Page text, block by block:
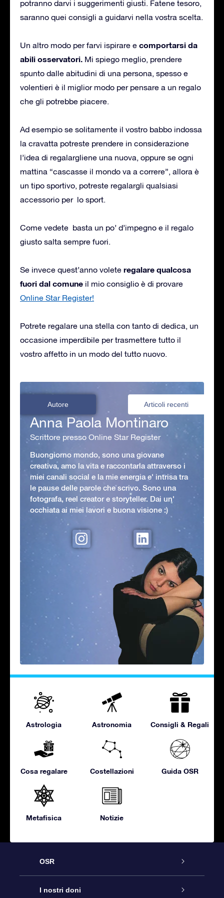
potranno darvi i suggerimenti giusti. Fatene tesoro,
saranno quei consigli a guidarvi nella vostra scelta.
Un altro modo per farvi ispirare e comportarsi da
abili osservatori. Mi spiego meglio, prendere
spunto dalle abitudini di una persona, spesso e
volentieri è il miglior modo per pensare a un regalo
che gli potrebbe piacere.
Ad esempio se solitamente il vostro babbo indossa
la cravatta potreste prendere in considerazione
l’idea di regalargliene una nuova, oppure se ogni
mattina “cascasse il mondo va a correre”, allora è
un tipo sportivo, potreste regalargli qualsiasi
accessorio per lo sport.
Come vedete basta un po’ d’impegno e il regalo
giusto salta sempre fuori.
Se invece quest’anno volete regalare qualcosa
fuori dal comune il mio consiglio è di provare
Online Star Register!
Potrete regalare una stella con tanto di dedica, un
occasione imperdibile per trasmettere tutto il
vostro affetto in un modo del tutto nuovo.
Autore Articoli recenti
Anna Paola Montinaro
Scrittore presso Online Star Register
Buongiorno mondo, sono una giovane
creativa, amo la vita e raccontarla attraverso i
miei canali social e la mie energia e' intrisa tra
le pause delle parole che scrivo. Sono una
fotografa, reel creator e storyteller. Dai un'
occhiata ai miei lavori e buona visione :)
Astrologia Astronomia Consigli & Regali
Cosa regalare Costellazioni Guida OSR
Metafisica Notizie
OSR
Assistenza
I nostri doni